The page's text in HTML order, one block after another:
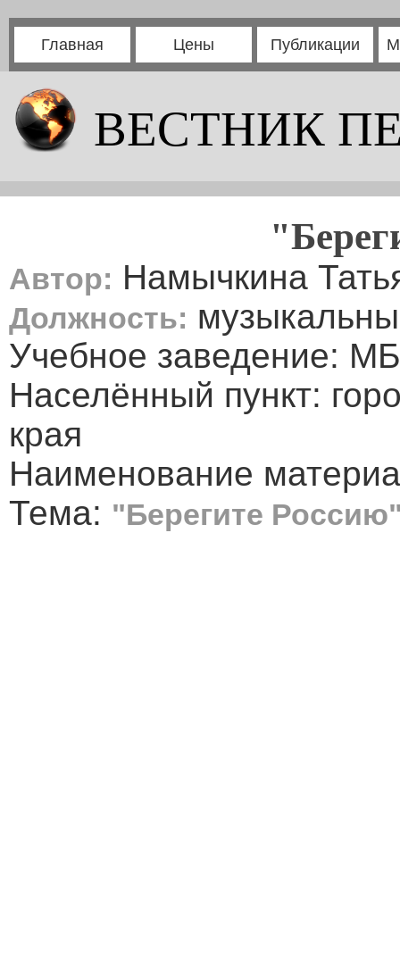
Главная Цены Публикации
ВЕСТНИК
Автор: Намычкина
Должность:
Учебное заведение:
Населённый пункт:
края
Наименование
Тема: "Берегите